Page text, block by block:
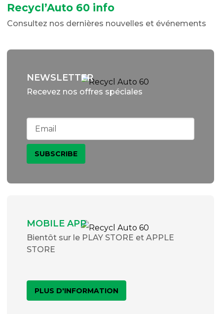
Recycl’Auto 60 info
Consultez nos dernières nouvelles et événements
NEWSLETTER
Recevez nos offres spéciales
MOBILE APP
Bientôt sur le PLAY STORE et APPLE
STORE
PLUS D'INFORMATION